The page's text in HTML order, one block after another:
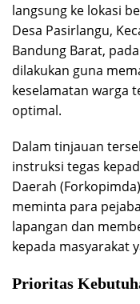
langsung ke lokasi
Desa Pasirlangu,
Bandung Barat,
dilakukan guna
keselamatan warga
optimal.
Dalam tinjauan
instruksi tegas
Daerah
meminta para
lapangan dan
kepada masyarakat
Prioritas